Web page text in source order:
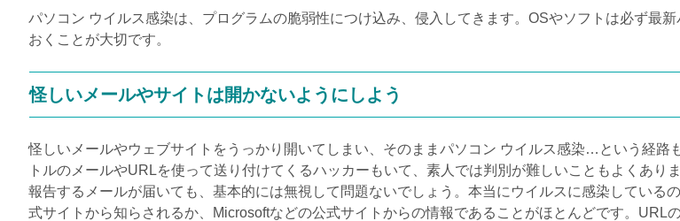
パソコン ウイルス感染は、プログラムの脆弱性につけ込み、侵入してきます。 OSやソフトは必ず最
おくことが大切です。
怪しいメールやサイトは開かないようにしよう
怪しいメールやウェブサイトをうっかり開いてしまい、そのままパソコン ウイルス感染…という経
トルのメールやURLを使って送り付けてくるハッカーもいて、素人では判別が難しいこともよくあ
報告するメールが届いても、基本的には無視して問題ないでしょう。本当にウイルスに感染している
式サイトから知らされるか、
Microsoftなどの公式サイトからの情報であることがほとんどです。 URL